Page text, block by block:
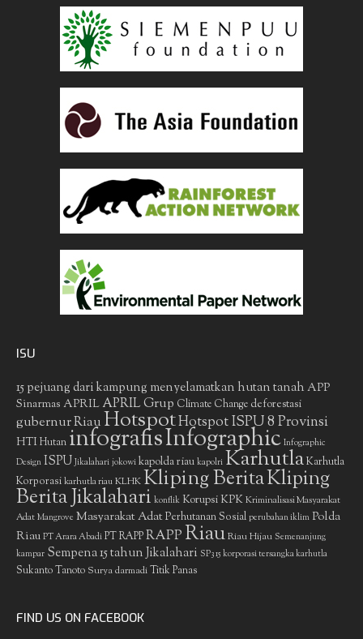
ISU
15 pejuang dari kampung menyelamatkan hutan tanah APP
Sinarmas APRIL APRIL Grup Climate Change deforestasi
gubernur RiauHotspotHotspot ISPU 8 Provinsi
HTIHutan infografisInfographic Infographic
Design ISPU Jikalahari jokowi kapolda riau kapolri KarhutlaKarhutla
Korporasikarhutla riauKLHKKliping BeritaKliping
Berita Jikalahari konflik Korupsi KPKKriminalisasi Masyarakat
Adat Mangrove Masyarakat AdatPerhutanan Sosial perubahan iklim Polda
Riau PT Arara Abadi PT RAPPRAPPRiauRiau Hijau Semenanjung
kampar Sempena 15 tahun Jikalahari SP3 15 korporasi tersangka karhutla
Sukanto Tanoto Surya darmadiTitik Panas
FIND US ON FACEBOOK